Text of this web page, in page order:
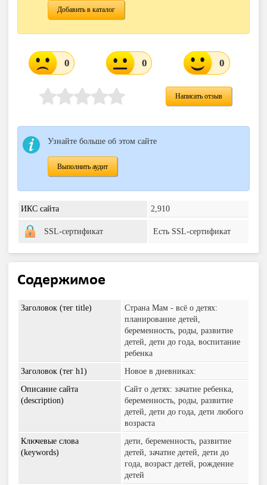
Добавить в каталог
0 0 0
Написать отзыв
Узнайте больше об этом сайте
Выполнить аудит
ИКС сайта 2,910
SSL-сертификат Есть SSL-сертификат
Содержимое
Заголовок (тег title)
Страна Мам - всё о детях:
планирование детей,
беременность, роды, развитие
детей, дети до года, воспитание
ребенка
Заголовок (тег h1)
Новое в дневниках:
Описание сайта
(description)
Сайт о детях: зачатие ребенка,
беременность, роды, развитие
детей, дети до года, дети любого
возраста
Ключевые слова
(keywords)
дети, беременность, развитие
детей, зачатие детей, дети до
года, возраст детей, рождение
детей